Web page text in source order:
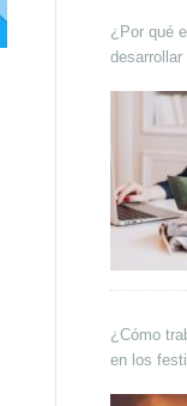
¿Por qué
¿Cómo
en los